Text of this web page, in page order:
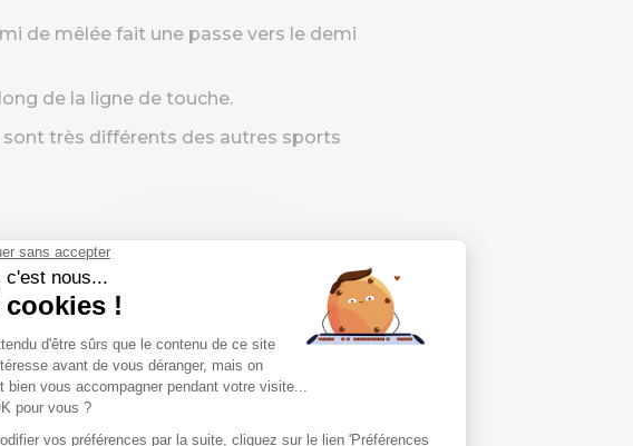
de mêlée fait une passe vers le demi
de la ligne de touche.
sont très différents des autres sports
de base est indispensable. Elles
fautes, et de comprendre pourquoi